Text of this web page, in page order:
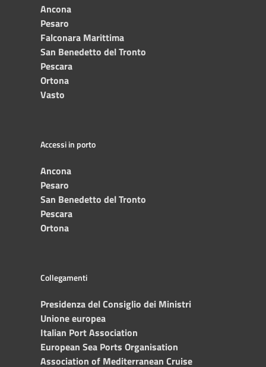
Ancona
Pesaro
Falconara Marittima
San Benedetto del Tronto
Pescara
Ortona
Vasto
Accessi in porto
Ancona
Pesaro
San Benedetto del Tronto
Pescara
Ortona
Collegamenti
Presidenza del Consiglio dei Ministri
Unione europea
Italian Port Association
European Sea Ports Organisation
Association of Mediterranean Cruise